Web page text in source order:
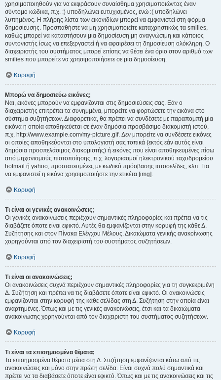
χρησιμοποιηθούν για να εκφράσουν συναίσθημα χρησιμοποιώντας έναν
σύντομο κώδικα, π.χ. :) υποδηλώνει ευτυχισμένος, ενώ :( υποδηλώνει
λυπημένος. Η πλήρης λίστα των εικονιδίων μπορεί να εμφανιστεί στη φόρμα
δημοσίευσης. Προσπαθήστε να μη χρησιμοποιείτε καταχρηστικώς τα smilies,
καθώς μπορεί να καταστήσουν μια δημοσίευση μη αναγνώσιμη και κάποιος
συντονιστής ίσως να επεξεργαστεί ή να αφαιρέσει τη δημοσίευση ολόκληρη. Ο
διαχειριστής του συστήματος μπορεί επίσης να θέσει ένα όριο στον αριθμό των
smilies που μπορείτε να χρησιμοποιήσετε σε μια δημοσίευση.
Κορυφή
Μπορώ να δημοσιεύω εικόνες;
Ναι, εικόνες μπορούν να εμφανίζονται στις δημοσιεύσεις σας. Εάν ο
διαχειριστής επιτρέπει τα συνημμένα, μπορείτε να φορτώσετε την εικόνα στο
σύστημα συζητήσεων. Διαφορετικά, θα πρέπει να συνδέσετε με παραπομπή μία
εικόνα η οποία αποθηκεύεται σε έναν δημόσια προσβάσιμο διακομιστή ιστού,
π.χ. http://www.example.com/my-picture.gif. Δεν μπορείτε να συνδέσετε εικόνες
οι οποίες αποθηκεύονται στο υπολογιστή σας τοπικά (εκτός εάν αυτός είναι
δημόσια προσπελάσιμος διακομιστής) ή εικόνες που είναι αποθηκευμένες πίσω
από μηχανισμούς πιστοποίησης, π.χ. λογαριασμοί ηλεκτρονικού ταχυδρομείου
hotmail ή yahoo, προστατευμένες με κωδικό πρόσβασης ιστοσελίδες, κλπ. Για
να εμφανιστεί η εικόνα χρησιμοποιήστε την ετικέτα [img].
Κορυφή
Τι είναι οι γενικές ανακοινώσεις;
Οι γενικές ανακοινώσεις περιέχουν σημαντικές πληροφορίες και πρέπει να τις
διαβάζετε όποτε είναι εφικτό. Αυτές θα εμφανίζονται στην κορυφή της κάθε Δ.
Συζήτησης και στον Πίνακα Ελέγχου Μέλους. Δικαιώματα γενικής ανακοίνωσης
χορηγούνται από τον διαχειριστή του συστήματος συζητήσεων.
Κορυφή
Τι είναι οι ανακοινώσεις;
Οι ανακοινώσεις συχνά περιέχουν σημαντικές πληροφορίες για τη συγκεκριμένη
Δ. Συζήτηση και πρέπει να τις διαβάσετε όποτε είναι εφικτό. Οι ανακοινώσεις
εμφανίζονται στην κορυφή της κάθε σελίδας στη Δ. Συζήτηση στην οποία είναι
αναρτημένες. Όπως και με τις γενικές ανακοινώσεις, έτσι και τα δικαιώματα
ανακοίνωσης χορηγούνται από τον διαχειριστή του συστήματος συζητήσεων.
Κορυφή
Τι είναι τα επισημασμένα θέματα;
Τα επισημασμένα θέματα μέσα στη Δ. Συζήτηση εμφανίζονται κάτω από τις
ανακοινώσεις και μόνο στην πρώτη σελίδα. Είναι συχνά πολύ σημαντικά και
πρέπει να τα διαβάσετε όποτε είναι εφικτό. Όπως και με τις ανακοινώσεις και τις